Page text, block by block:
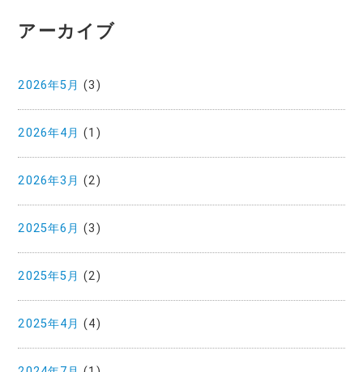
アーカイブ
2026年5月 (3)
2026年4月 (1)
2026年3月 (2)
2025年6月 (3)
2025年5月 (2)
2025年4月 (4)